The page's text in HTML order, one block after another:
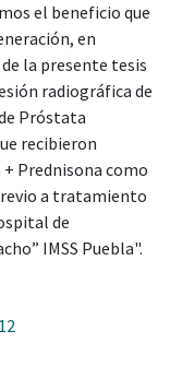
el beneficio que
en
la presente tesis
radiográfica de
Próstata
recibieron
Prednisona como
a tratamiento
de
IMSS Puebla".